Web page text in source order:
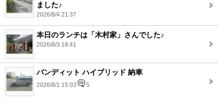
ました♪
2026/8/4 21:37
本日のランチは「木村家」さんでした♪
2026/8/3 18:41
バンディット ハイブリッド 納車
2026/8/1 15:03 5